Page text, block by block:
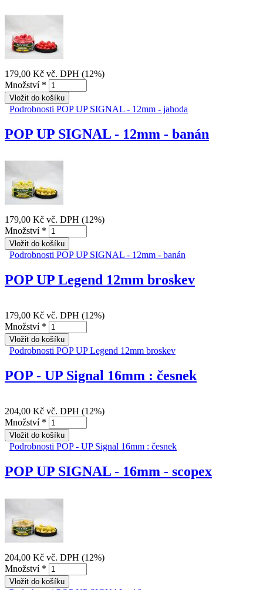
179,00 Kč vč. DPH (12%)
Množství *
Podrobnosti POP UP SIGNAL - 12mm - jahoda
POP UP SIGNAL - 12mm - banán
179,00 Kč vč. DPH (12%)
Množství *
Podrobnosti POP UP SIGNAL - 12mm - banán
POP UP Legend 12mm broskev
179,00 Kč vč. DPH (12%)
Množství *
Podrobnosti POP UP Legend 12mm broskev
POP - UP Signal 16mm : česnek
204,00 Kč vč. DPH (12%)
Množství *
Podrobnosti POP - UP Signal 16mm : česnek
POP UP SIGNAL - 16mm - scopex
204,00 Kč vč. DPH (12%)
Množství *